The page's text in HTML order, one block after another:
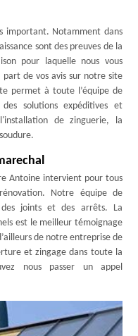
important. Notamment dans
sont des preuves de la
pour laquelle nous vous
de vos avis sur notre site
permet à toute l’équipe de
solutions expéditives et
de zinguerie, la
Antoine intervient pour tous
Notre équipe de
joints et des arrêts. La
est le meilleur témoignage
de notre entreprise de
et zingage dans toute la
nous passer un appel